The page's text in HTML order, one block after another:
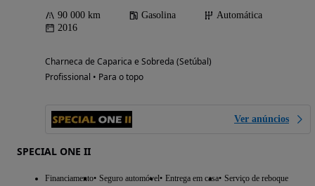
90 000 km Gasolina
Automática
2016
Charneca de Caparica e Sobreda (Setúbal)
Profissional • Para o topo
Ver anúncios
SPECIAL ONE II
Financiamento Seguro automóvel Entrega em casa Serviço de reboque